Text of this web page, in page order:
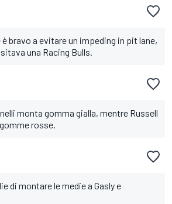
è bravo a evitare un impeding in pit lane,
una Racing Bulls.
monta gomma gialla, mentre Russell
rosse.
di montare le medie a Gasly e